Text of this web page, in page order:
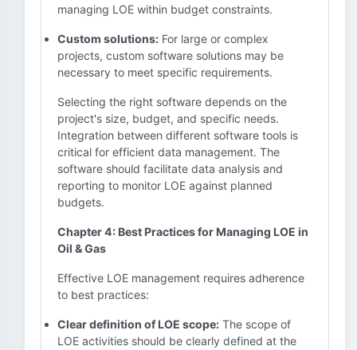
managing LOE within budget constraints.
Custom solutions: For large or complex
projects, custom software solutions may be
necessary to meet specific requirements.
Selecting the right software depends on the
project's size, budget, and specific needs.
Integration between different software tools is
critical for efficient data management. The
software should facilitate data analysis and
reporting to monitor LOE against planned
budgets.
Chapter 4: Best Practices for Managing LOE in
Oil & Gas
Effective LOE management requires adherence
to best practices:
Clear definition of LOE scope: The scope of
LOE activities should be clearly defined at the